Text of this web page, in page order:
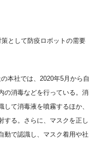
として防疫ロボットの需要
本社では、2020年5月から自
の消毒などを行っている。消
て消毒液を噴霧するほか、
する。さらに、マスクを正し
動で認識し、マスク着用や社